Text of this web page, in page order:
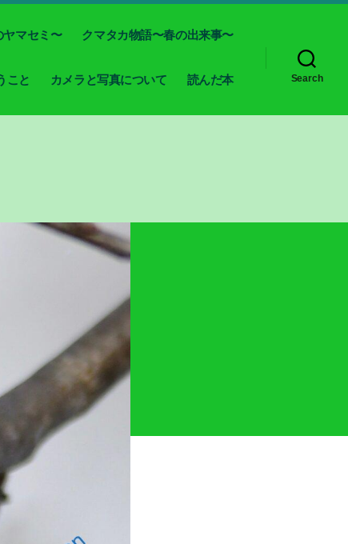
ヤマセミ〜 クマタカ物語〜春の出来事〜
こと カメラと写真について 読んだ本 Search